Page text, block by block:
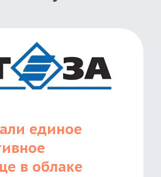
единое
в облаке